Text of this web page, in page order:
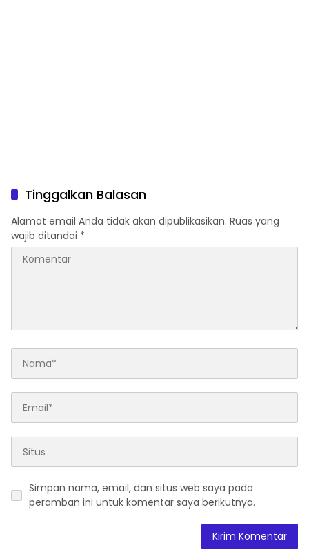
Tinggalkan Balasan
Alamat email Anda tidak akan dipublikasikan. Ruas yang
wajib ditandai *
Simpan nama, email, dan situs web saya pada
peramban ini untuk komentar saya berikutnya.